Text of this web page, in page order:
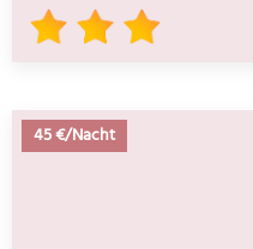
45 €/Nacht